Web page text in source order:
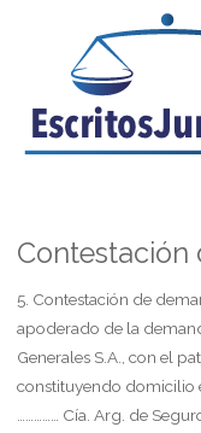
Contestación
5. Contestación de
apoderado de la
Generales S.A., con el
constituyendo domicilio
…………… Cía. Arg. de